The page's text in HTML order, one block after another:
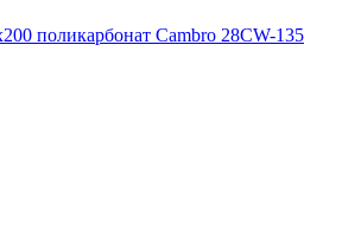
поликарбонат Cambro 28CW-135